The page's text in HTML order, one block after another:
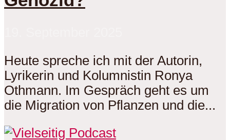
Heute spreche ich mit der Autorin,
Lyrikerin und Kolumnistin Ronya
Othmann. Im Gespräch geht es um
die Migration von Pflanzen und die...